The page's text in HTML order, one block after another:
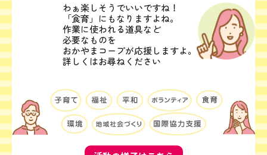
わぁ楽しそうでいいですね！
「食育」にもなりますよね。
作業に使われる道具など
必要なものを
おかやまコープが応援しますよ。
詳しくはお尋ねください